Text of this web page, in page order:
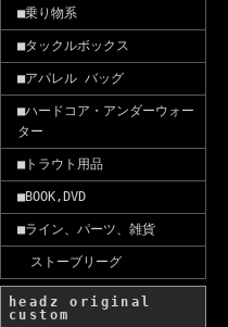
■乗り物系
■タックルボックス
■アパレル バッグ
■ハードコア・アンダーウォー
ター
■トラウト用品
■BOOK,DVD
■ライン、パーツ、雑貨
ストーブリーグ
headz original
custom